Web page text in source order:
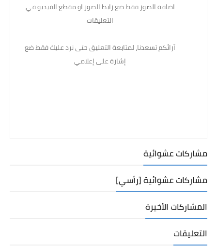
اضافة الصور فقط ضع رابط الصور او مقطع الفيديو في
التعليقات
آرائكم تسعدنا، لمتابعة التعليق حتى نرد عليك فقط ضع
إشارة على إعلامي
مشاركات عشوائية
مشاركات عشوائية [رأسي]
المشاركات الأخيرة
التعليقات